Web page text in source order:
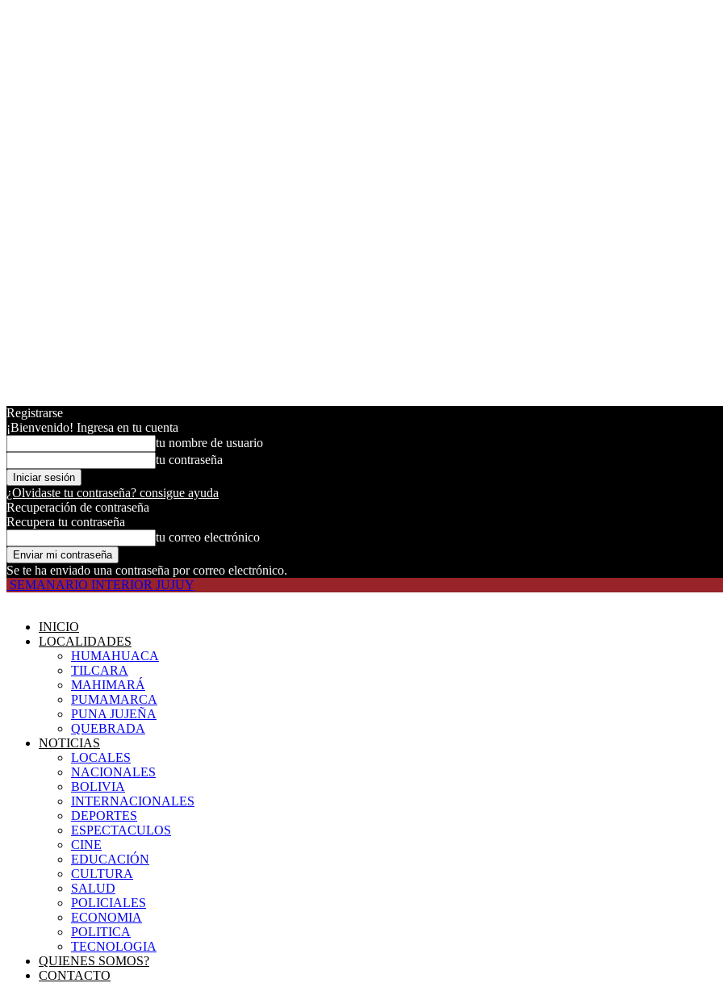
Registrarse
¡Bienvenido! Ingresa en tu cuenta
tu nombre de usuario
tu contraseña
¿Olvidaste tu contraseña? consigue ayuda
Recuperación de contraseña
Recupera tu contraseña
tu correo electrónico
Se te ha enviado una contraseña por correo electrónico.
SEMANARIO INTERIOR JUJUY
INICIO
LOCALIDADES
HUMAHUACA
TILCARA
MAHIMARÁ
PUMAMARCA
PUNA JUJEÑA
QUEBRADA
NOTICIAS
LOCALES
NACIONALES
BOLIVIA
INTERNACIONALES
DEPORTES
ESPECTACULOS
CINE
EDUCACIÓN
CULTURA
SALUD
POLICIALES
ECONOMIA
POLITICA
TECNOLOGIA
QUIENES SOMOS?
CONTACTO